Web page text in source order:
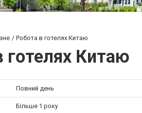
Робота в готелях Китаю
готелях Китаю
Повний день
Більше 1 року